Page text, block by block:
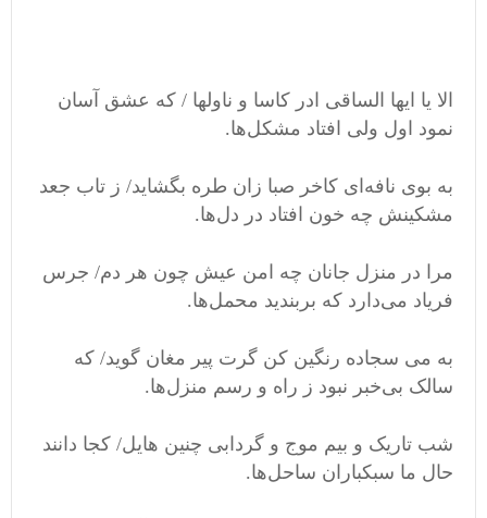
الا یا ایها الساقی ادر کاسا و ناولها / که عشق آسان
نمود اول ولی افتاد مشکل‌ها.
به بوی نافه‌ای کاخر صبا زان طره بگشاید/ ز تاب جعد
مشکینش چه خون افتاد در دل‌ها.
مرا در منزل جانان چه امن عیش چون هر دم/ جرس
فریاد می‌دارد که بربندید محمل‌ها.
به می سجاده رنگین کن گرت پیر مغان گوید/ که
سالک بی‌خبر نبود ز راه و رسم منزل‌ها.
شب تاریک و بیم موج و گردابی چنین هایل/ کجا دانند
حال ما سبکباران ساحل‌ها.